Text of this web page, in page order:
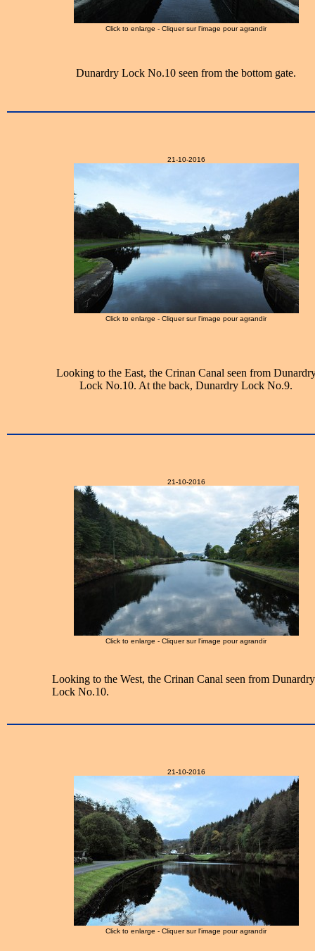
Click to enlarge - Cliquer sur l'image pour agrandir
Dunardry Lock No.10 seen from the bottom gate.
21-10-2016
Click to enlarge - Cliquer sur l'image pour agrandir
Looking to the East, the Crinan Canal seen from
Lock No.10. At the back, Dunardry Lock No.9.
21-10-2016
Click to enlarge - Cliquer sur l'image pour agrandir
Looking to the West, the Crinan Canal seen from Dunardry
Lock No.10.
21-10-2016
Click to enlarge - Cliquer sur l'image pour agrandir